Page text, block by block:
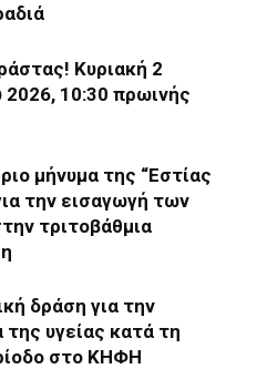
Κυριακή 2
2026, 10:30 πρωινής
μήνυμα της “Εστίας
την εισαγωγή των
τριτοβάθμια
δράση για την
υγείας κατά τη
στο ΚΗΦΗ